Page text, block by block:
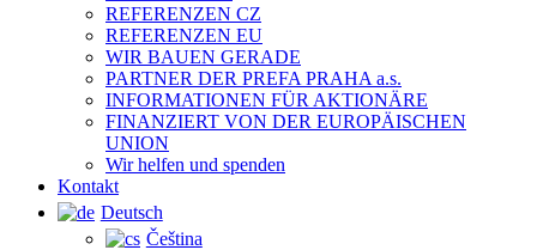
REFERENZEN CZ
REFERENZEN EU
WIR BAUEN GERADE
PARTNER DER PREFA PRAHA a.s.
INFORMATIONEN FÜR AKTIONÄRE
FINANZIERT VON DER EUROPÄISCHEN
UNION
Wir helfen und spenden
Kontakt
Deutsch
Čeština